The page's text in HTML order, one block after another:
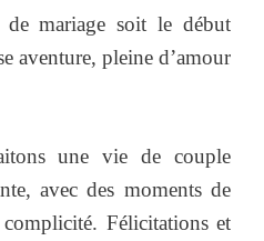
mariage soit le début
aventure, pleine d’amour
une vie de couple
avec des moments de
Félicitations et